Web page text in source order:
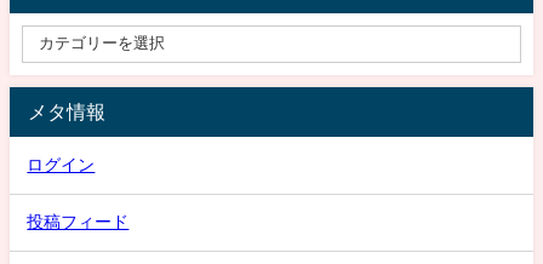
メタ情報
ログイン
投稿フィード